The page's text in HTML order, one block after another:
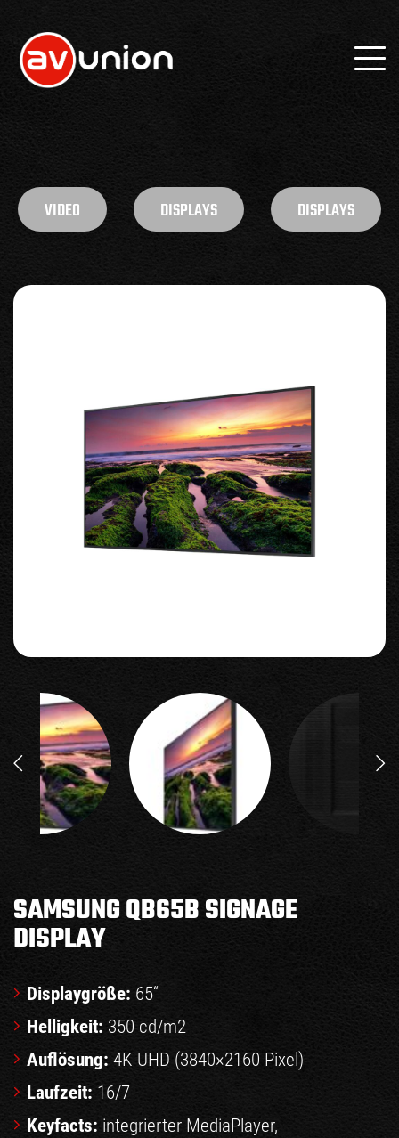
VIDEO DISPLAYS DISPLAYS
SAMSUNG QB65B SIGNAGE
DISPLAY
Displaygröße: 65“
Helligkeit: 350 cd/m2
Auflösung: 4K UHD (3840×2160 Pixel)
Laufzeit: 16/7
Keyfacts: integrierter MediaPlayer,